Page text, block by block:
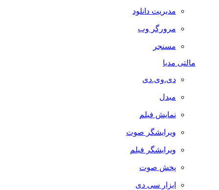
مدیریت دانلود
مرورگر وب
مسنجر
مالتی مدیا
دی.وی.دی
مبدل
نمایش فیلم
ویرایشگر صوت
ویرایشگر فیلم
پخش صوت
ابزار سی دی